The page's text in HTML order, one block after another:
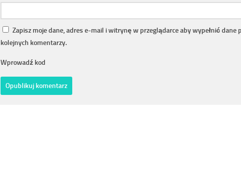
Zapisz moje dane, adres e-mail i witrynę w przeglądarce aby wypełnić dane
kolejnych komentarzy.
Wprowadź kod